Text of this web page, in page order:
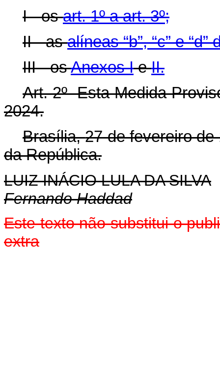
I - osart. 1º a art. 3º;
II - asalíneas “b”, “c” e
III - osAnexos IeII.
Art. 2º Esta Medida
2024.
Brasília, 27 de fevereiro de
da República.
LUIZ INÁCIO LULA DA SILVA
Fernando Haddad
Este texto não substitui o
extra